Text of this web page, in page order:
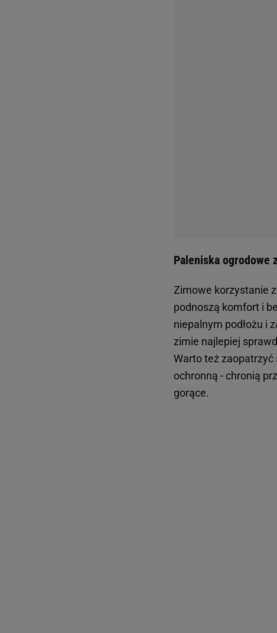
Paleniska ogrodowe
Zimowe korzystanie
podnoszą komfort i
niepalnym podłożu i
zimie najlepiej
Warto też zaopatrzyć
ochronną - chronią
gorące.